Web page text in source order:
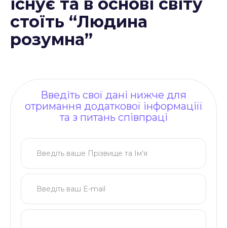
стоїть “Людина
розумна”
Введіть свої дані нижче для
отримання додаткової інформаціїї
та з питань співпраці